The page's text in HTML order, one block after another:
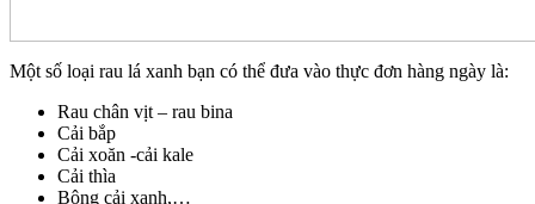
Một số loại rau lá xanh bạn có thể đưa vào thực đơn hàng ngày là:
Rau chân vịt – rau bina
Cải bắp
Cải xoăn -cải kale
Cải thìa
Bông cải xanh,…